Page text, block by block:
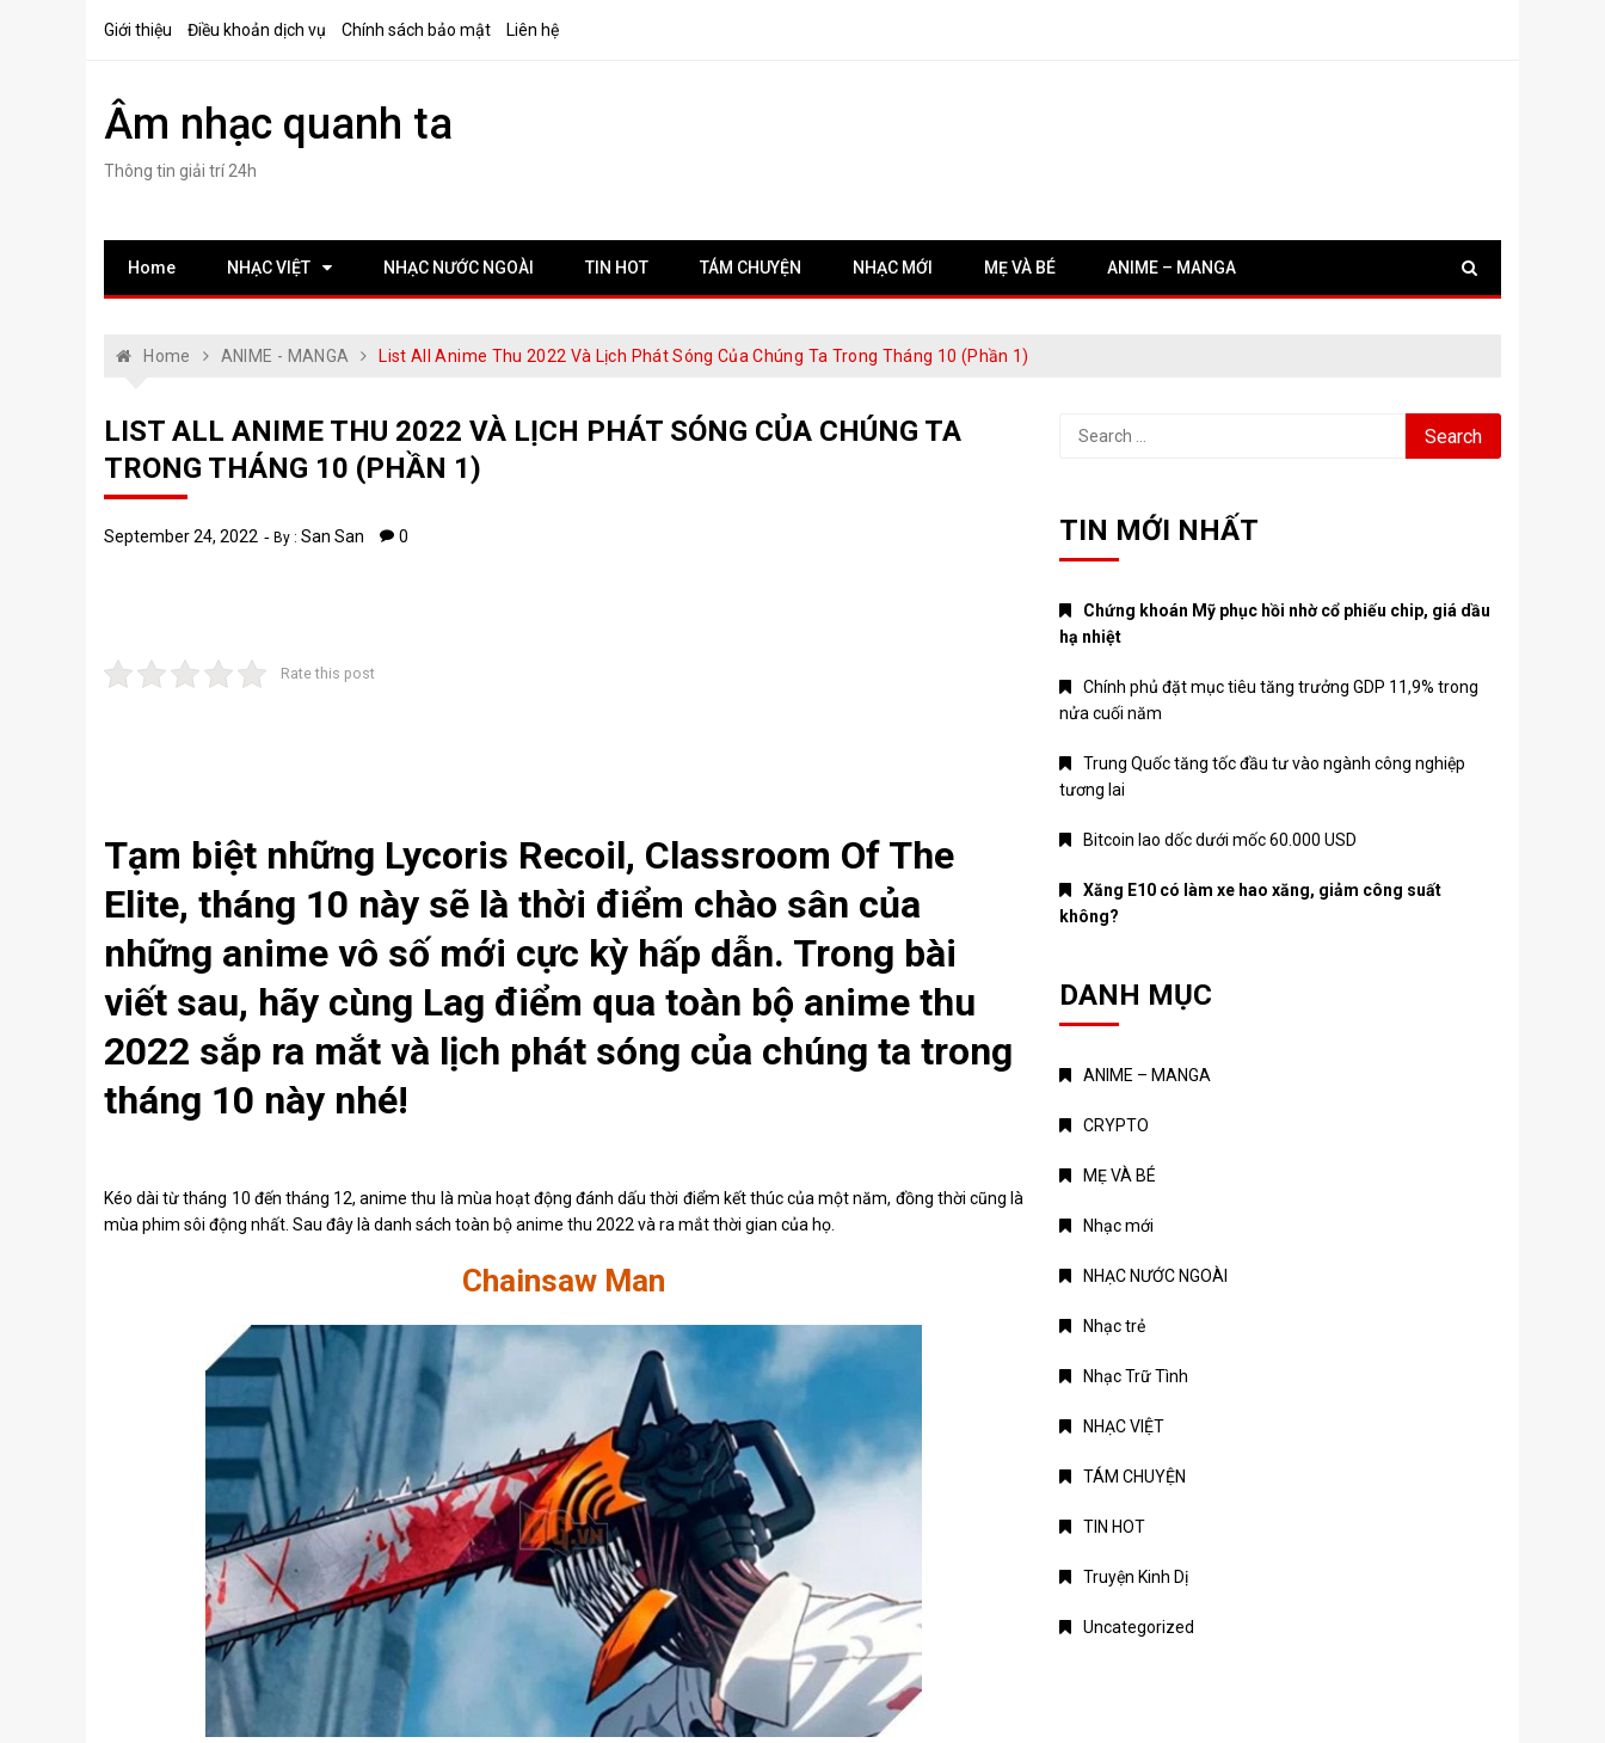
Giới thiệu Điều khoản dịch vụ Chính sách bảo mật Liên hệ
Âm nhạc quanh ta
Thông tin giải trí 24h
Home NHẠC VIỆT NHẠC NƯỚC NGOÀI TIN HOT TÁM CHUYỆN NHẠC MỚI MẸ VÀ BÉ ANIME – MANGA
Home ANIME - MANGA List All Anime Thu 2022 Và Lịch Phát Sóng Của Chúng Ta Trong Tháng 10 (Phần 1)
LIST ALL ANIME THU 2022 VÀ LỊCH PHÁT SÓNG CỦA CHÚNG TA
TRONG THÁNG 10 (PHẦN 1)
September 24, 2022 By : San San 0
Rate this post
Tạm biệt những Lycoris Recoil, Classroom Of The
Elite, tháng 10 này sẽ là thời điểm chào sân của
những anime vô số mới cực kỳ hấp dẫn. Trong bài
viết sau, hãy cùng Lag điểm qua toàn bộ anime thu
2022 sắp ra mắt và lịch phát sóng của chúng ta trong
tháng 10 này nhé!
Kéo dài từ tháng 10 đến tháng 12, anime thu là mùa hoạt động đánh dấu thời điểm kết thúc của một năm, đồng thời cũng là
mùa phim sôi động nhất. Sau đây là danh sách toàn bộ anime thu 2022 và ra mắt thời gian của họ.
Chainsaw Man
Search
TIN MỚI NHẤT
Chứng khoán Mỹ phục hồi nhờ cổ phiếu chip, giá dầu
hạ nhiệt
Chính phủ đặt mục tiêu tăng trưởng GDP 11,9% trong
nửa cuối năm
Trung Quốc tăng tốc đầu tư vào ngành công nghiệp
tương lai
Bitcoin lao dốc dưới mốc 60.000 USD
Xăng E10 có làm xe hao xăng, giảm công suất
không?
DANH MỤC
ANIME – MANGA
CRYPTO
MẸ VÀ BÉ
Nhạc mới
NHẠC NƯỚC NGOÀI
Nhạc trẻ
Nhạc Trữ Tình
NHẠC VIỆT
TÁM CHUYỆN
TIN HOT
Truyện Kinh Dị
Uncategorized